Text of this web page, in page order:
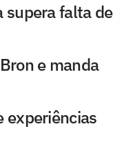
supera falta de
e manda
experiências